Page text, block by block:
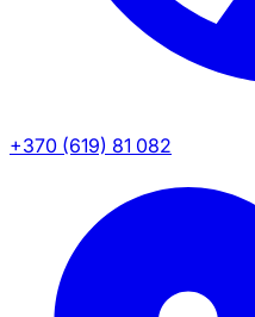
+370 (619) 81 082